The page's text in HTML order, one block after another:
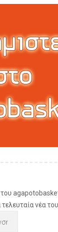
τελευταία νέα